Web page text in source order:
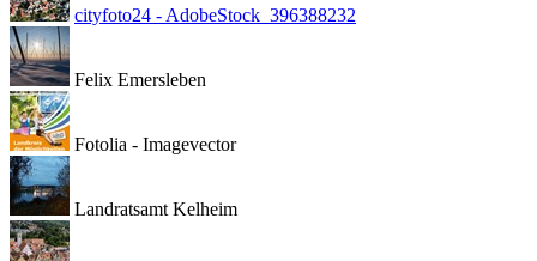
cityfoto24 - AdobeStock_396388232
Felix Emersleben
Fotolia - Imagevector
Landratsamt Kelheim